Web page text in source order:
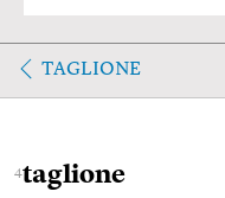
TAGLIONE
4taglione